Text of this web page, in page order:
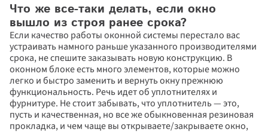
Отправить
Заполняя и отправляя форму, я даю
своё согласие на обработку моих
персональных данных в соответствии
с ФЗ «О персональных данных» (№152-
ФЗ от 27.07.2006), на условиях
и для целей, определенныхПолитикой
конфиденциальности.
Что же все-таки делать, если окно
вышло из строя ранее срока?
Если качество работы оконной системы перестало вас
устраивать намного раньше указанного производителями
срока, не спешите заказывать новую конструкцию. В
оконном блоке есть много элементов, которые можно
легко и быстро заменить и вернуть окну прежнюю
функциональность. Речь идет об уплотнителях и
фурнитуре. Не стоит забывать, что уплотнитель — это,
пусть и качественная, но все же обыкновенная резиновая
прокладка, и чем чаще вы открываете/закрываете окно,